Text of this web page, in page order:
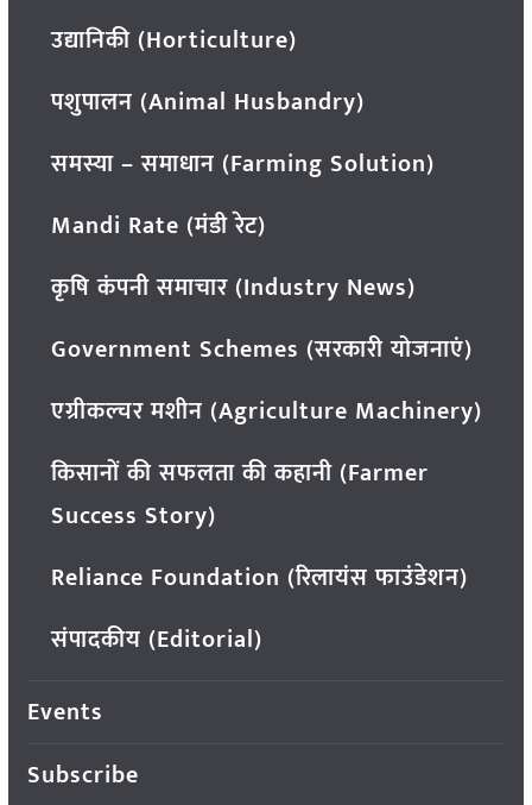
उद्यानिकी (Horticulture)
पशुपालन (Animal Husbandry)
समस्या – समाधान (Farming Solution)
Mandi Rate (मंडी रेट)
कृषि कंपनी समाचार (Industry News)
Government Schemes (सरकारी योजनाएं)
एग्रीकल्चर मशीन (Agriculture Machinery)
किसानों की सफलता की कहानी (Farmer
Success Story)
Reliance Foundation (रिलायंस फाउंडेशन)
संपादकीय (Editorial)
Events
Subscribe